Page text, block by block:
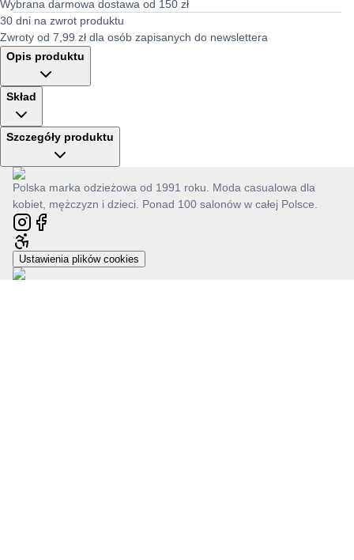
Wybrana darmowa dostawa od 150 zł
30 dni na zwrot produktu
Zwroty od 7,99 zł dla osób zapisanych do newslettera
Opis produktu
Skład
Szczegóły produktu
Polska marka odzieżowa od 1991 roku. Moda casualowa dla
kobiet, mężczyzn i dzieci. Ponad 100 salonów w całej Polsce.
Ustawienia plików cookies